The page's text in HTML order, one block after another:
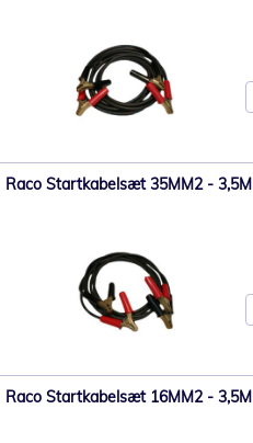
Raco Startkabelsæt 35MM2 - 3,5M
Raco Startkabelsæt 16MM2 - 3,5M